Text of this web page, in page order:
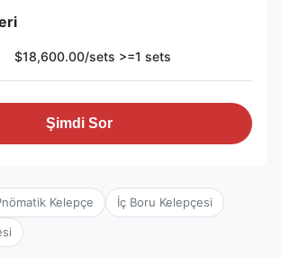
$18,600.00/sets >=1 sets
Şimdi Sor
Kelepçe İç Boru Kelepçesi